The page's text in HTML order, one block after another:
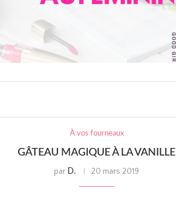
À vos fourneaux
GÂTEAU MAGIQUE À LA VANILLE
par D. 20 mars 2019